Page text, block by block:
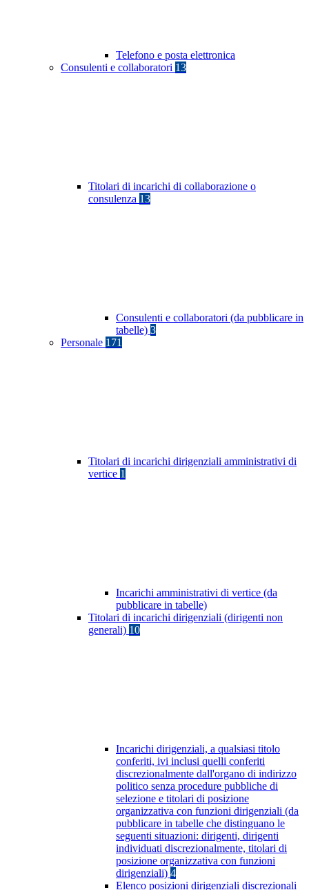
Telefono e posta elettronica
Consulenti e collaboratori 13
Titolari di incarichi di collaborazione o
consulenza 13
Consulenti e collaboratori (da pubblicare in
tabelle) 3
Personale 171
Titolari di incarichi dirigenziali amministrativi di
vertice 1
Incarichi amministrativi di vertice (da
pubblicare in tabelle)
Titolari di incarichi dirigenziali (dirigenti non
generali) 10
Incarichi dirigenziali, a qualsiasi titolo
conferiti, ivi inclusi quelli conferiti
discrezionalmente dall'organo di indirizzo
politico senza procedure pubbliche di
selezione e titolari di posizione
organizzativa con funzioni dirigenziali (da
pubblicare in tabelle che distinguano le
seguenti situazioni: dirigenti, dirigenti
individuati discrezionalmente, titolari di
posizione organizzativa con funzioni
dirigenziali) 4
Elenco posizioni dirigenziali discrezionali